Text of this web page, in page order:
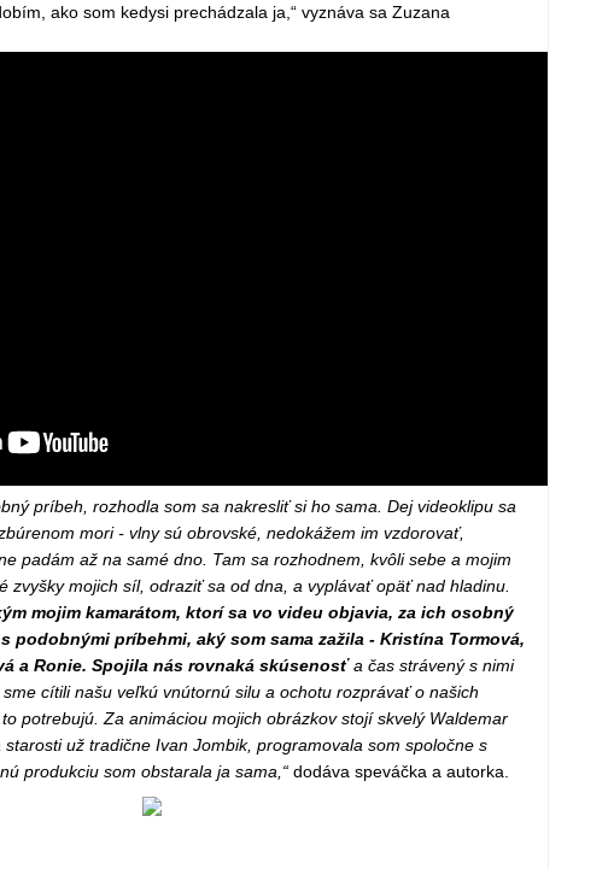
ako som kedysi prechádzala ja,“ vyznáva sa Zuzana
príbeh, rozhodla som sa nakresliť si ho sama. Dej videoklipu sa
mori - vlny sú obrovské, nedokážem im vzdorovať,
padám až na samé dno. Tam sa rozhodnem, kvôli sebe a mojim
zvyšky mojich síl, odraziť sa od dna, a vyplávať opäť nad hladinu.
mojim kamarátom, ktorí sa vo videu objavia, za ich osobný
podobnými príbehmi, aký som sama zažila - Kristína Tormová,
a Ronie. Spojila nás rovnaká skúsenosťa čas strávený s nimi
cítili našu veľkú vnútornú silu a ochotu rozprávať o našich
potrebujú. Za animáciou mojich obrázkov stojí skvelý Waldemar
už tradične Ivan Jombik, programovala som spoločne s
produkciu som obstarala ja sama,“dodáva speváčka a autorka.